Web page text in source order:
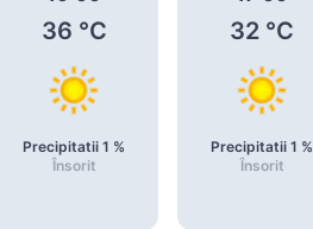
36 °C
Precipitatii 1 %
Însorit
32 °C
Precipitatii 1 %
Însorit